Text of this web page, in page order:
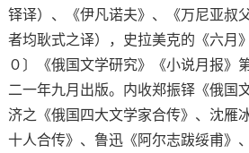
铎译）、《伊凡诺夫》、《万尼亚叔
者均耿式之译），史拉美克的《六月
０〕《俄国文学研究》《小说月报》
二一年九月出版。内收郑振铎《俄国
济之《俄国四大文学家合传》、沈雁
十人合传》、鲁迅《阿尔志跋绥甫》